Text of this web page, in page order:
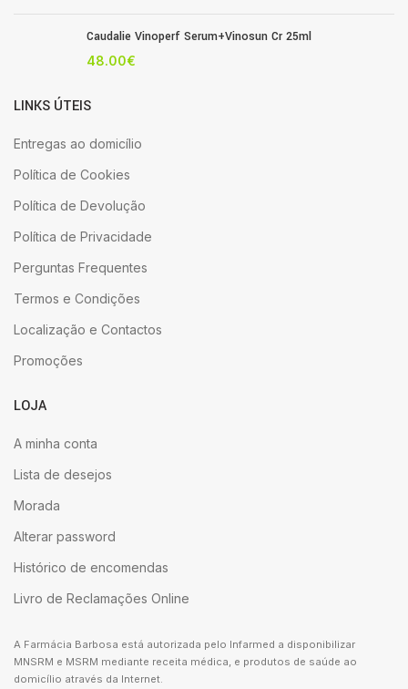
Caudalie Vinoperf Serum+Vinosun Cr 25ml
48.00€
LINKS ÚTEIS
Entregas ao domicílio
Política de Cookies
Política de Devolução
Política de Privacidade
Perguntas Frequentes
Termos e Condições
Localização e Contactos
Promoções
LOJA
A minha conta
Lista de desejos
Morada
Alterar password
Histórico de encomendas
Livro de Reclamações Online
A Farmácia Barbosa está autorizada pelo Infarmed a disponibilizar
MNSRM e MSRM mediante receita médica, e produtos de saúde ao
domicílio através da Internet.